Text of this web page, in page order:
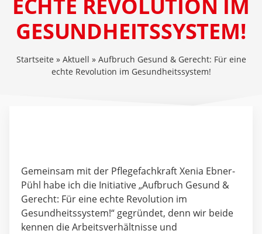
ECHTE REVOLUTION IM
GESUNDHEITSSYSTEM!
Startseite » Aktuell » Aufbruch Gesund & Gerecht: Für eine
echte Revolution im Gesundheitssystem!
Gemeinsam mit der Pflegefachkraft Xenia Ebner-
Pühl habe ich die Initiative„Aufbruch Gesund &
Gerecht: Für eine echte Revolution im
Gesundheitssystem!“ gegründet, denn wir beide
kennen die Arbeitsverhältnisse und